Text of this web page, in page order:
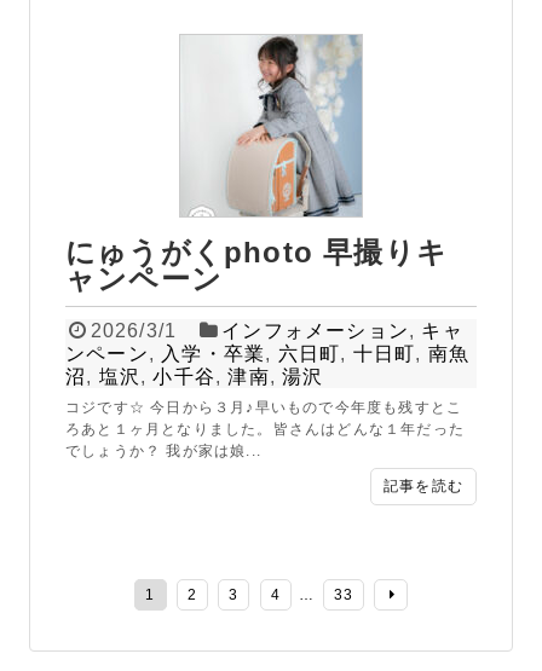
にゅうがくphoto 早撮りキ
ャンペーン
2026/3/1 インフォメーション, キャ
ンペーン, 入学・卒業, 六日町, 十日町, 南魚
沼, 塩沢 ,小千谷,津南,湯沢
コジです☆ 今日から３月♪早いもので今年度も残すとこ
ろあと１ヶ月となりました。皆さんはどんな１年だった
でしょうか？ 我が家は娘...
記事を読む
1 2 3 4 … 33